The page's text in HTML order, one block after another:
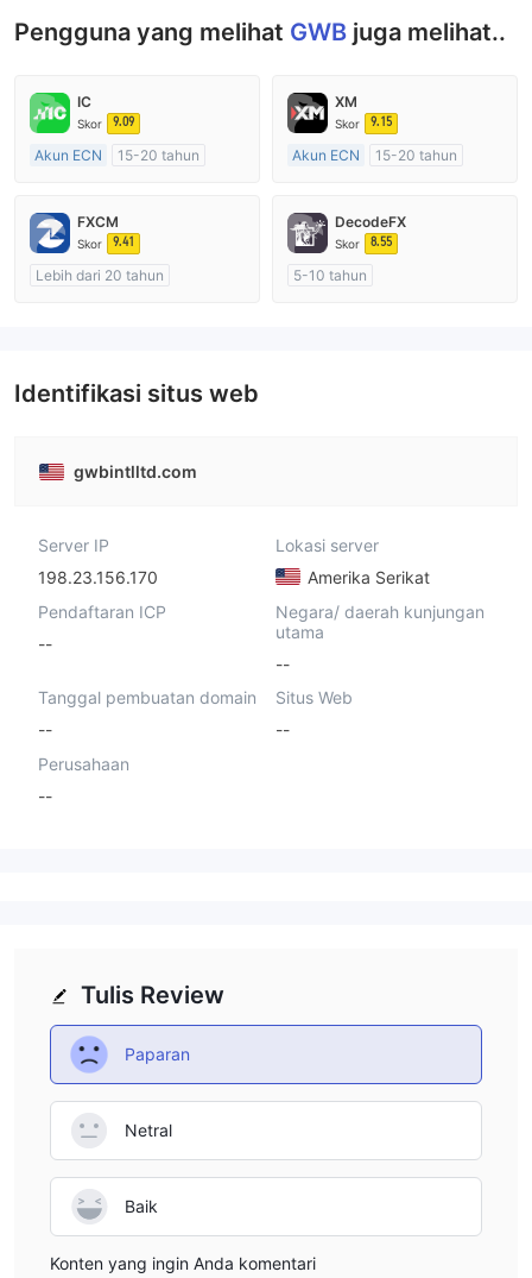
Pengguna yang melihat GWB juga melihat..
IC
Skor 9.09
Akun ECN
15-20 tahun
Market Maker (MM)
Lisensi Penuh MT4
XM
Skor 9.15
Akun ECN
15-20 tahun
Market Maker (MM)
Lisensi Penuh MT4
FXCM
Skor 9.41
Lebih dari 20 tahun
DecodeFX
Skor 8.55
5-10 tahun
Identifikasi situs web
gwbintlltd.com
Server IP
198.23.156.170
Lokasi server
Amerika Serikat
Pendaftaran ICP
--
Negara/ daerah kunjungan
utama
--
Tanggal pembuatan domain
--
Situs Web
--
Perusahaan
--
Tulis Review
Paparan
Netral
Baik
Konten yang ingin Anda komentari